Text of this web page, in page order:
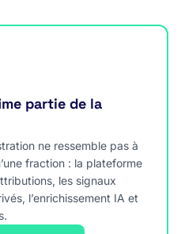
partie de la
ne ressemble pas à
fraction : la plateforme
les signaux
l’enrichissement IA et